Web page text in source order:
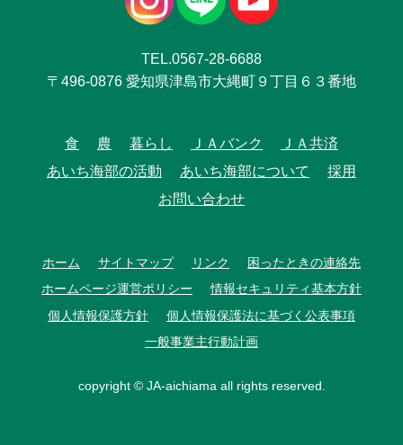
TEL.0567-28-6688
〒496-0876 愛知県津島市大縄町９丁目６３番地
食 農 暮らし ＪＡバンク
ＪＡ共済
あいち海部の活動
あいち海部について
採用
お問い合わせ
ホーム サイトマップ リンク
困ったときの連絡先
ホームページ運営ポリシー
情報セキュリティ基本方針
個人情報保護方針
個人情報保護法に基づく公表事項
一般事業主行動計画
copyright © JA-aichiama all rights reserved.